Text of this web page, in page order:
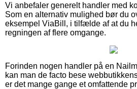
Vi anbefaler generelt handler med
Som en alternativ mulighed bør du
eksempel ViaBill, i tilfælde af at du
regningen af flere omgange.
Forinden nogen handler på en
kan man de facto bese
er det mange gange et omfattende